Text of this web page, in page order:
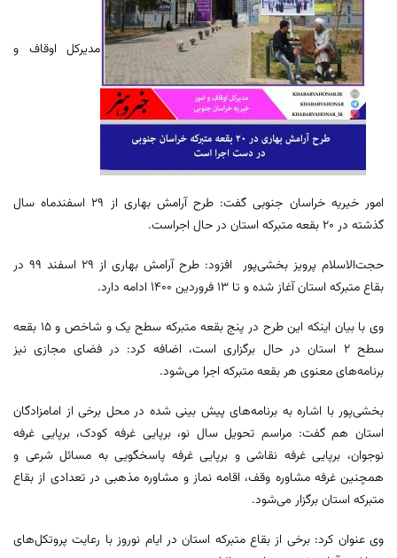
مدیرکل اوقاف و
امور خیریه خراسان جنوبی گفت: طرح آرامش بهاری از ۲۹ اسفندماه سال
گذشته در ۲۰ بقعه متبرکه استان در حال اجراست.
حجت‌الاسلام پرویز بخشی‌پور افزود: طرح آرامش بهاری از ۲۹ اسفند ۹۹ در
بقاع متبرکه استان آغاز شده و تا ۱۳ فروردین ۱۴۰۰ ادامه دارد.
وی با بیان اینکه این طرح در پنج بقعه متبرکه سطح یک و شاخص و ۱۵ بقعه
سطح ۲ استان در حال برگزاری است، اضافه کرد: در فضای مجازی نیز
برنامه‌های معنوی هر بقعه متبرکه اجرا می‌شود.
بخشی‌پور با اشاره به برنامه‌های پیش بینی شده در محل برخی از امامزادگان
استان هم گفت: مراسم تحویل سال نو، برپایی غرفه کودک، برپایی غرفه
نوجوان، برپایی غرفه نقاشی و برپایی غرفه پاسخگویی به مسائل شرعی و
همچنین غرفه مشاوره وقف، اقامه نماز و مشاوره مذهبی در تعدادی از بقاع
متبرکه استان برگزار می‌شود.
وی عنوان کرد: برخی از بقاع متبرکه استان در ایام نوروز با رعایت پروتکل‌های